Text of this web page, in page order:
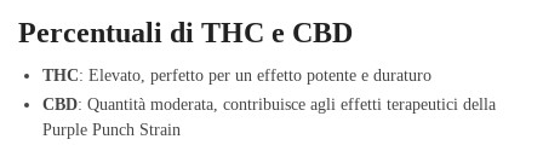
Percentuali di THC e CBD
THC: Elevato, perfetto per un effetto potente e duraturo
CBD: Quantità moderata, contribuisce agli effetti terapeutici della
Purple Punch Strain